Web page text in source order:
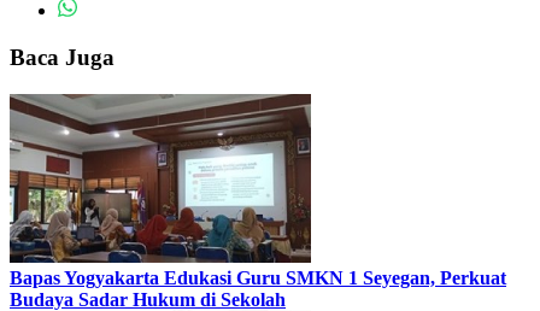
Baca Juga
Bapas Yogyakarta Edukasi Guru SMKN 1 Seyegan, Perkuat
Budaya Sadar Hukum di Sekolah